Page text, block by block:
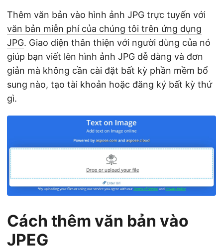
Thêm văn bản vào hình ảnh JPG trực tuyến với
văn bản miễn phí của chúng tôi trên ứng dụng
JPG. Giao diện thân thiện với người dùng của nó
giúp bạn viết lên hình ảnh JPG dễ dàng và đơn
giản mà không cần cài đặt bất kỳ phần mềm bổ
sung nào, tạo tài khoản hoặc đăng ký bất kỳ thứ
gì.
Cách thêm văn bản vào
JPEG